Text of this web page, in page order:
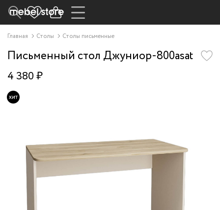
Главная Столы Столы письменные
Письменный стол Джуниор-800asat
4 380 ₽